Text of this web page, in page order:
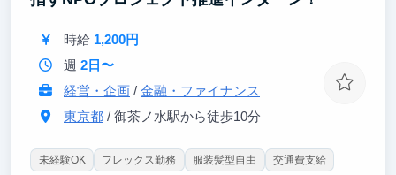
・面接でよく聞かれる「課題をどう乗り越えたか」
【ベンチャーでのインターン経験は、大手志望者にも
時給 1,200円
週 2日〜
経営・企画/ 金融・ファイナンス
東京都/ 御茶ノ水駅から徒歩10分
未経験OK フレックス勤務 服装髪型自由 交通費支給